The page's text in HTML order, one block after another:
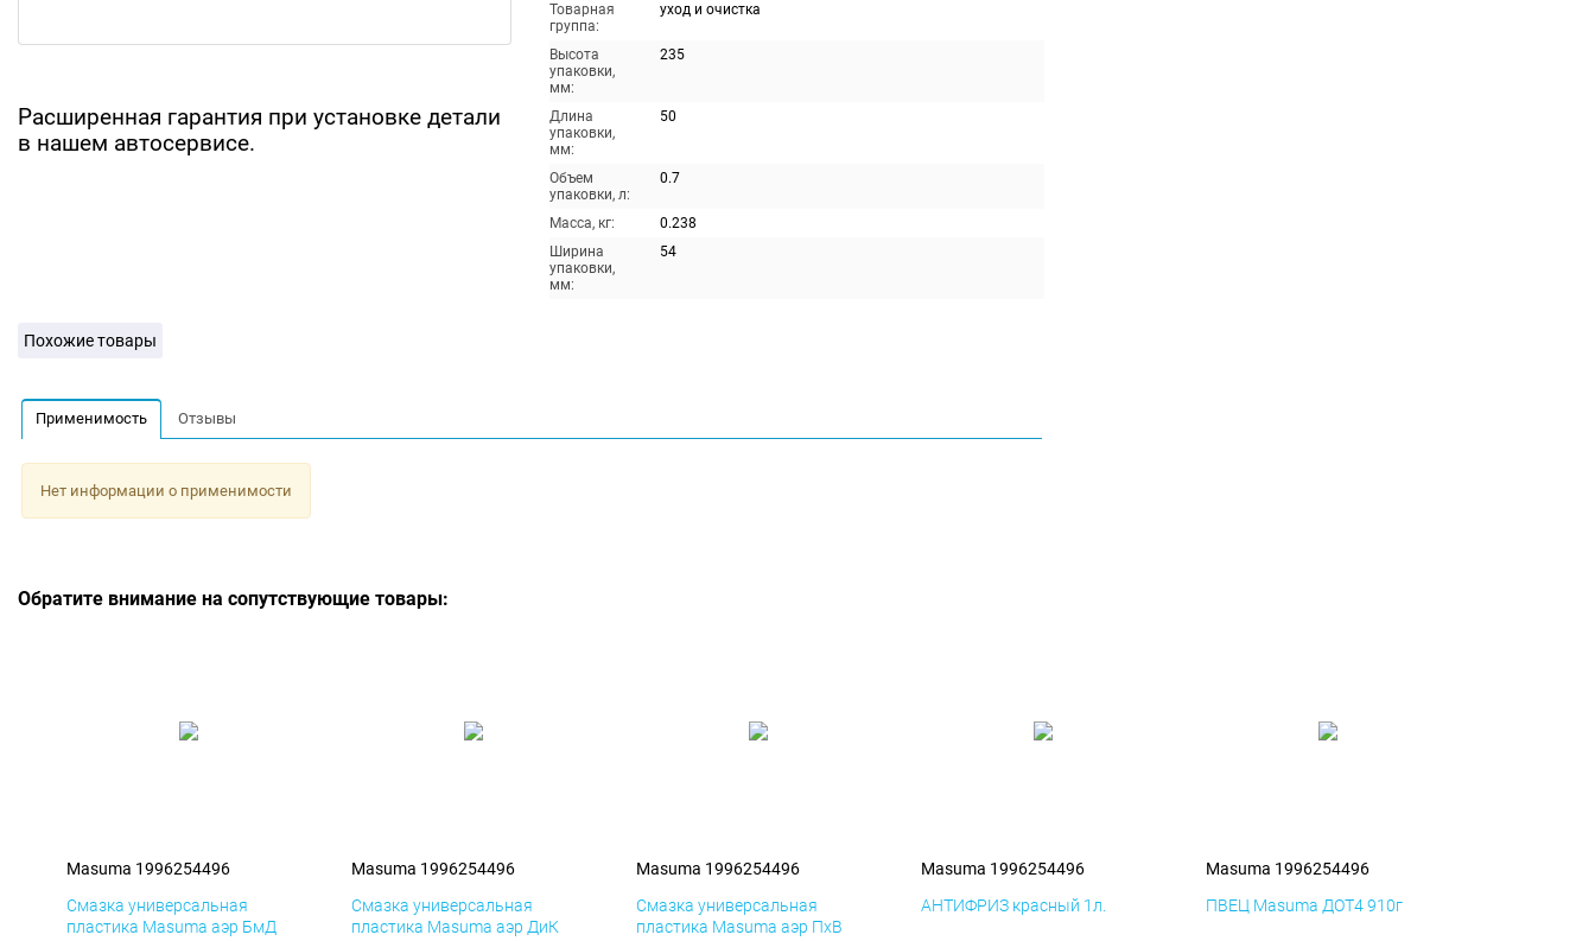
Расширенная гарантия при установке детали
в нашем автосервисе.
Товарная
группа:
уход и очистка
Высота
упаковки,
мм:
235
Длина
упаковки,
мм:
50
Объем
упаковки, л:
0.7
Масса, кг:
0.238
Ширина
упаковки,
мм:
54
Похожие товары
Применимость Отзывы
Нет информации о применимости
Обратите внимание на сопутствующие товары:
Masuma 1996254496
Смазка универсальная
пластика Masuma аэр БмД
Masuma 1996254496
Смазка универсальная
пластика Masuma аэр ДиК
Masuma 1996254496
Смазка универсальная
пластика Masuma аэр ПхВ
Masuma 1996254496
АНТИФРИЗ красный 1л.
Masuma 1996254496
ПВЕЦ Masuma ДОТ4 910г